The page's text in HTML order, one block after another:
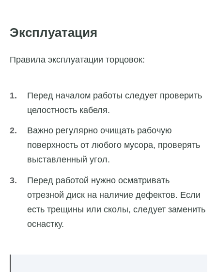
Эксплуатация
Правила эксплуатации торцовок:
Перед началом работы следует проверить
целостность кабеля.
Важно регулярно очищать рабочую
поверхность от любого мусора, проверять
выставленный угол.
Перед работой нужно осматривать
отрезной диск на наличие дефектов. Если
есть трещины или сколы, следует заменить
оснастку.